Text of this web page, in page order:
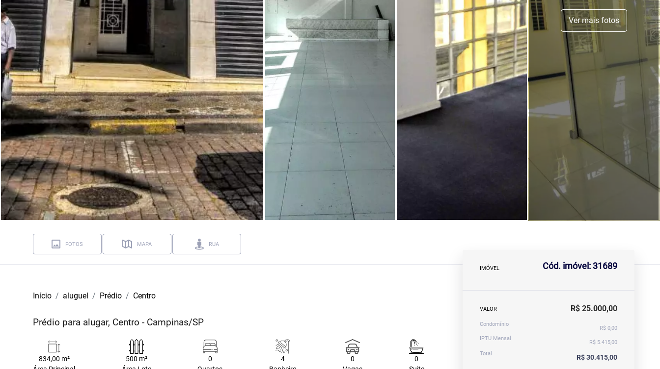
Ver mais fotos
FOTOS MAPA RUA
Início aluguel Prédio Centro
Prédio para alugar, Centro - Campinas/SP
834,00 m²
500 m²
0
4
0
0
IMÓVEL Cód. imóvel: 31689
VALOR R$ 25.000,00
Condomínio
R$ 0,00
IPTU Mensal
R$ 5.415,00
Total
R$ 30.415,00